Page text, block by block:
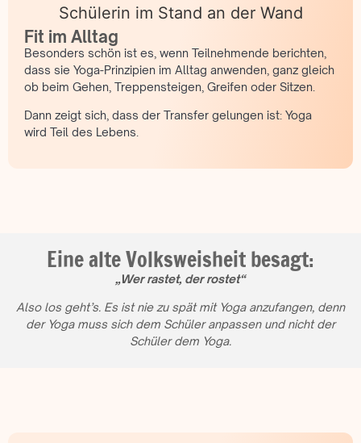
Fit im Alltag
Besonders schön ist es, wenn Teilnehmende berichten,
dass sie Yoga-Prinzipien im Alltag anwenden, ganz gleich
ob beim Gehen, Treppensteigen, Greifen oder Sitzen.
Dann zeigt sich, dass der Transfer gelungen ist: Yoga
wird Teil des Lebens.
Eine alte Volksweisheit besagt:
„Wer rastet, der rostet“
Also los geht’s. Es ist nie zu spät mit Yoga anzufangen, denn
der Yoga muss sich dem Schüler anpassen und nicht der
Schüler dem Yoga.